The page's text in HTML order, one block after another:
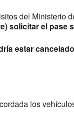
del Ministerio
solicitar el pase
estar
los